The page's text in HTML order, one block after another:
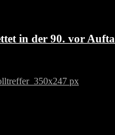
in der 90. vor